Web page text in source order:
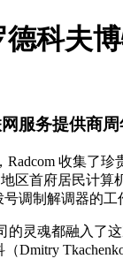
德科夫
服务提供商
Radcom 收集了
区首府居民计
调制解调器的工
的灵魂都融入了
Dmitry